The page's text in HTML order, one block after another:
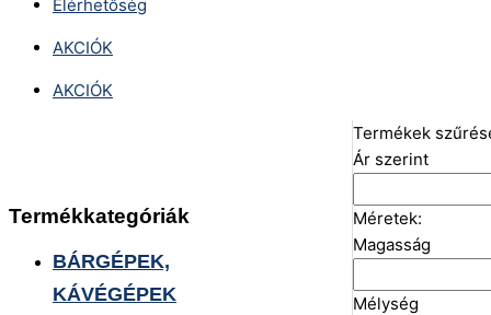
Elérhetőség
AKCIÓK
AKCIÓK
Termékkategóriák
BÁRGÉPEK,
KÁVÉGÉPEK
Termékek
Ár szerint
Méretek:
Magasság
Mélység